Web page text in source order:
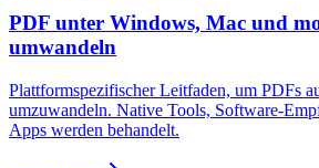
PDF unter Windows, Mac und
umwandeln
Plattformspezifischer Leitfaden, um PDFs
umzuwandeln. Native Tools, Software-
Apps werden behandelt.